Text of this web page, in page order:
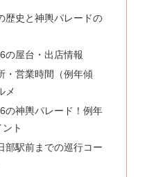
歴史と神輿パレードの
の屋台・出店情報
・営業時間（例年傾
メ
の神輿パレード！例年
ト
部駅前までの巡行コー